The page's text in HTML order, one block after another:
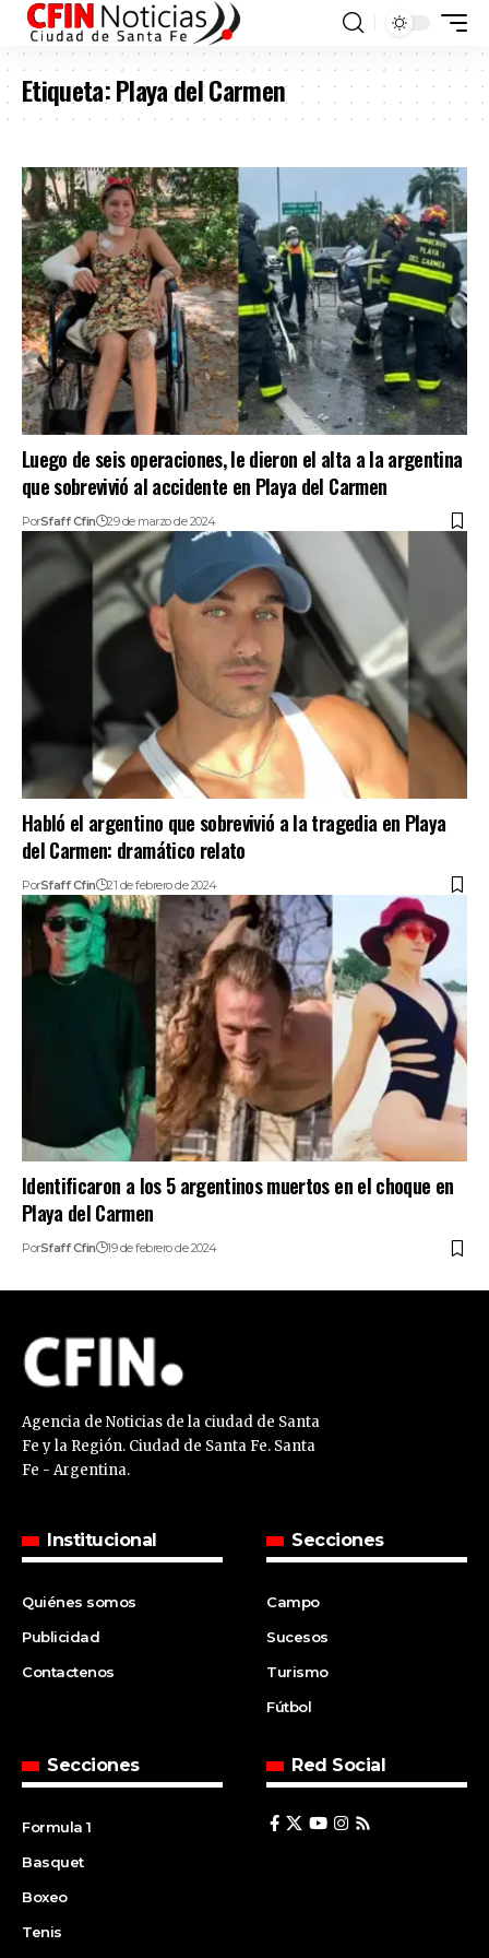
Etiqueta:Playa del Carmen
Luego de seis operaciones, le dieron el alta a la argentina
que sobrevivió al accidente en Playa del Carmen
PorSfaff Cfin 29 de marzo de 2024
Habló el argentino que sobrevivió a la tragedia en Playa
del Carmen: dramático relato
PorSfaff Cfin 21 de febrero de 2024
Identificaron a los 5 argentinos muertos en el choque en
Playa del Carmen
PorSfaff Cfin 19 de febrero de 2024
Agencia de Noticias de la ciudad de Santa
Fe y la Región. Ciudad de Santa Fe. Santa
Fe - Argentina.
Institucional
Quiénes somos
Publicidad
Contactenos
Secciones
Campo
Sucesos
Turismo
Fútbol
Secciones
Formula 1
Basquet
Boxeo
Tenis
Red Social